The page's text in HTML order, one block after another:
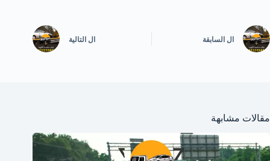
ال السابقة ال التالية
مقالات مشابهة